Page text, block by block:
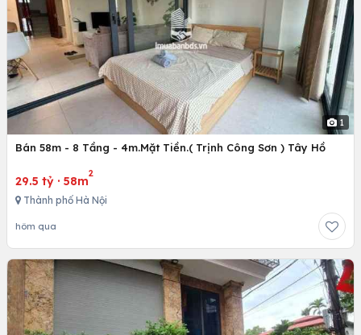
1
Bán 58m - 8 Tầng - 4m.Mặt Tiền.( Trịnh Công Sơn ) Tây Hồ
29.5 tỷ · 58m
2
Thành phố Hà Nội
hôm qua